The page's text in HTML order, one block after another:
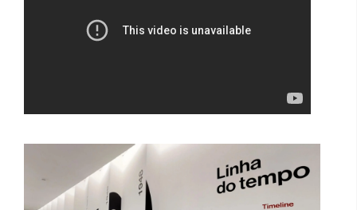
Projeto Parede | MAM 70